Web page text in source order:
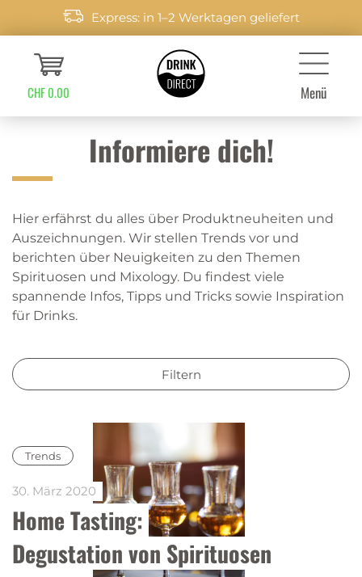
Express: in 1–2 Werktagen geliefert
CHF 0.00 Menü
Informiere dich!
Hier erfährst du alles über Produktneuheiten und
Auszeichnungen. Wir stellen Trends vor und
berichten über Neuigkeiten zu den Themen
Spirituosen und Mixology. Du findest viele
spannende Infos, Tipps und Tricks sowie Inspiration
für Drinks.
Filtern
Trends
Home Tasting:
Degustation von Spirituosen
30. März 2020